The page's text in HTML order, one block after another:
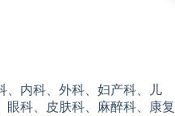
、内科、外科、妇产科、儿
眼科、皮肤科、麻醉科、康复